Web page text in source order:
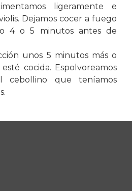
ligeramente e
Dejamos cocer a fuego
4 o 5 minutos antes de
unos 5 minutos más o
cocida. Espolvoreamos
cebollino que teníamos